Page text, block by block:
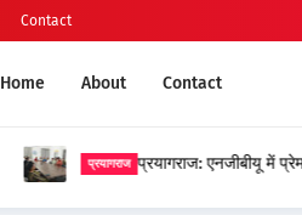
Contact
Home About Contact
प्रयागराज: एनजीबीयू में प्रेमचंद जयंती पर